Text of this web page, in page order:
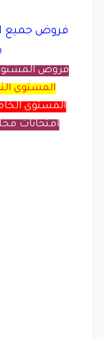
فروض جميع
فروض
المستوى
المستوى
امتحانات